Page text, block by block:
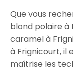
Que vous
blond polaire à
caramel à
à Frignicourt, il
maîtrise les